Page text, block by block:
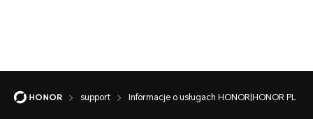
support Informacje o usługach HONOR|HONOR PL